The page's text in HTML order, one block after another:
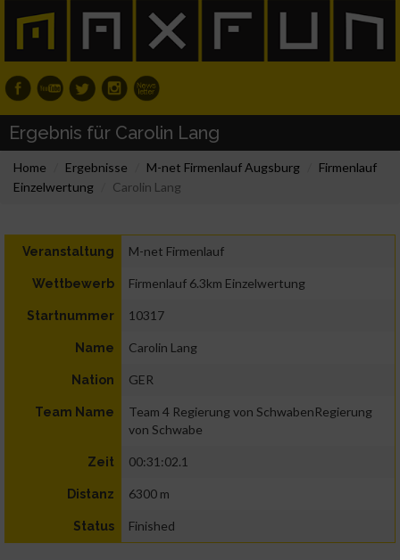
Ergebnis für Carolin Lang
Home Ergebnisse M-net Firmenlauf Augsburg
Firmenlauf
Einzelwertung
Carolin Lang
Veranstaltung M-net Firmenlauf
Wettbewerb Firmenlauf 6.3km Einzelwertung
Startnummer 10317
Name Carolin Lang
Nation GER
Team Name
Team 4 Regierung von SchwabenRegierung
von Schwabe
Zeit 00:31:02.1
Distanz 6300 m
Status Finished